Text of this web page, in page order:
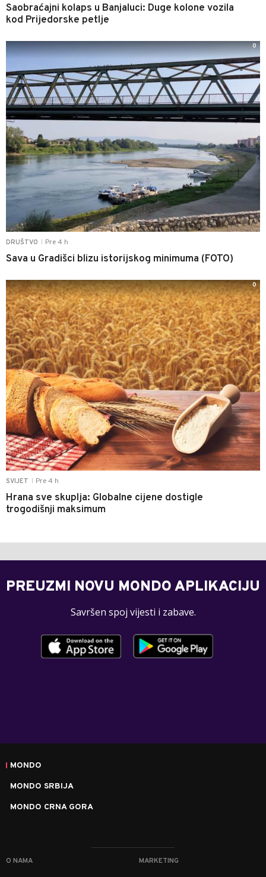
Saobraćajni kolaps u Banjaluci: Duge kolone vozila
kod Prijedorske petlje
DRUŠTVO Pre 4 h
Sava u Gradišci blizu istorijskog minimuma (FOTO)
0
SVIJET Pre 4 h
Hrana sve skuplja: Globalne cijene dostigle
trogodišnji maksimum
0
PREUZMI NOVU MONDO APLIKACIJU
Savršen spoj vijesti i zabave.
MONDO
MONDO SRBIJA
MONDO CRNA GORA
O NAMA MARKETING